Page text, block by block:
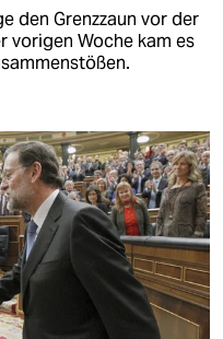
den Grenzzaun vor der
vorigen Woche kam es